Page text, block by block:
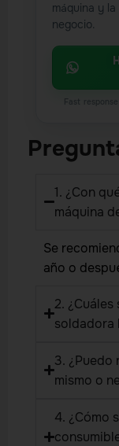
máquina y
negocio.
1. ¿Con
máquina
Se
año o
2.
soldadora
3. ¿Puedo
mismo o
4. ¿Cómo